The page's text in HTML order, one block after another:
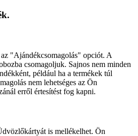
"Ajándékcsomagolás" opciót. A
csomagoljuk. Sajnos nem minden
például ha a termékek túl
nem lehetséges az Ön
erről értesítést fog kapni.
is mellékelhet. Ön